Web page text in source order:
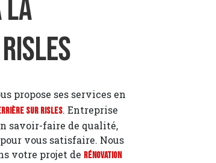
propose ses services en
sur Risles. Entreprise
savoir-faire de qualité,
vous satisfaire. Nous
votre projet de Rénovation